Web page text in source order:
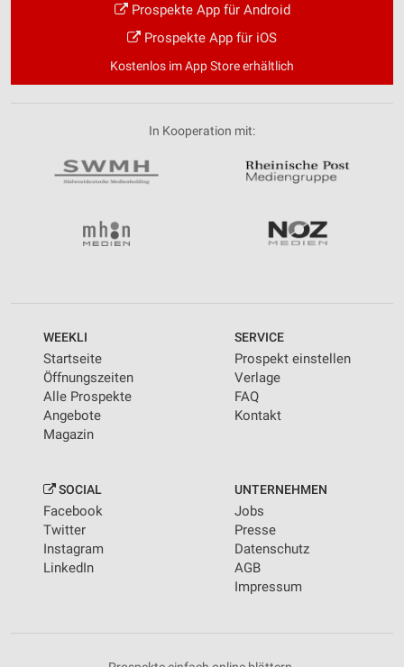
Prospekte App für Android
Prospekte App für iOS
Kostenlos im App Store erhältlich
In Kooperation mit:
WEEKLI
Startseite
Öffnungszeiten
Alle Prospekte
Angebote
Magazin
SERVICE
Prospekt einstellen
Verlage
FAQ
Kontakt
SOCIAL
Facebook
Twitter
Instagram
LinkedIn
UNTERNEHMEN
Jobs
Presse
Datenschutz
AGB
Impressum